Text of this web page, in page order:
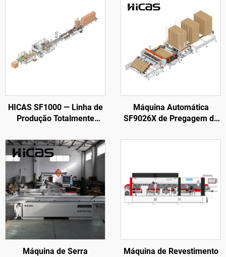
HICAS SF1000 — Linha de
Produção Totalmente
Madeira EPAL / EUR
Máquina Automática
SF9026X de Pregagem de
Grandes de 2400 mm
Máquina de Serra
Máquina de Revestimento